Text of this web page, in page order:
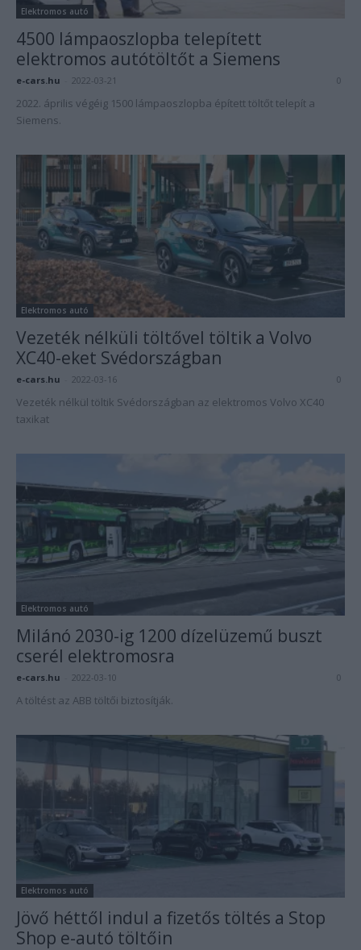
Elektromos autó
4500 lámpaoszlopba telepített
elektromos autótöltőt a Siemens
e-cars.hu 2022-03-21 0
2022. április végéig 1500 lámpaoszlopba épített töltőt telepít a
Siemens.
Elektromos autó
Vezeték nélküli töltővel töltik a Volvo
XC40-eket Svédországban
e-cars.hu 2022-03-16 0
Vezeték nélkül töltik Svédországban az elektromos Volvo XC40
taxikat
Elektromos autó
Milánó 2030-ig 1200 dízelüzemű buszt
cserél elektromosra
e-cars.hu 2022-03-10 0
A töltést az ABB töltői biztosítják.
Elektromos autó
Jövő héttől indul a fizetős töltés a Stop
Shop e-autó töltőin